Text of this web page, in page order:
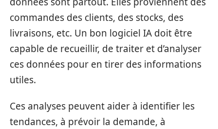
commandes des clients, des stocks, des
livraisons, etc. Un bon logiciel IA doit être
capable de recueillir, de traiter et d’analyser
ces données pour en tirer des informations
utiles.
Ces analyses peuvent aider à identifier les
tendances, à prévoir la demande, à